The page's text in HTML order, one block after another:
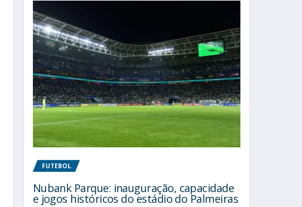
FUTEBOL
Nubank Parque: inauguração, capacidade
e jogos históricos do estádio do Palmeiras